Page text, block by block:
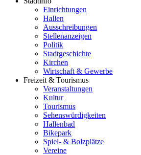
Einrichtungen
Hallen
Ausschreibungen
Stellenanzeigen
Politik
Stadtgeschichte
Kirchen
Wirtschaft & Gewerbe
Freizeit & Tourismus
Veranstaltungen
Kultur
Tourismus
Sehenswürdigkeiten
Hallenbad
Bikepark
Spiel- & Bolzplätze
Vereine